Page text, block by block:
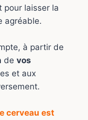
pour laisser la
agréable.
à partir de
de vos
et aux
cerveau est